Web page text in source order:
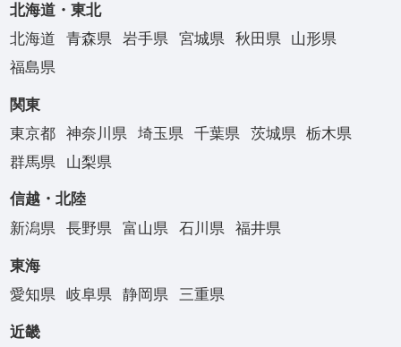
北海道・東北
北海道
青森県 岩手県 宮城県 秋田県
山形県
福島県
関東
東京都
神奈川県 埼玉県 千葉県 茨城県
栃木県
群馬県
山梨県
信越・北陸
新潟県
長野県 富山県 石川県 福井県
東海
愛知県
岐阜県 静岡県 三重県
近畿